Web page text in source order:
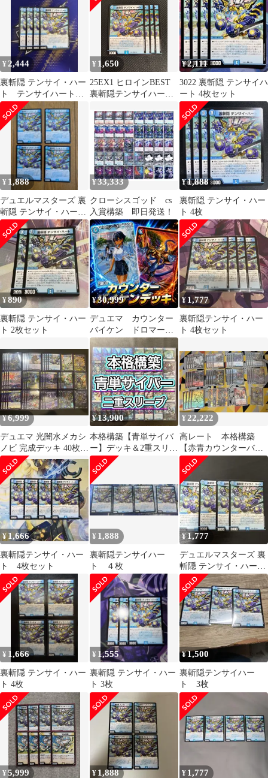
¥ 2,444
裏斬隠 テンサイ・ハー
ト テンサイハート
デュエマ
¥ 1,650
25EX1 ヒロインBEST
裏斬隠テンサイハート
¥2,111
3022 裏斬隠 テンサイハ
ート 4枚セット
¥ 1,888
デュエルマスターズ 裏
斬隠 テンサイ・ハート
4枚セット
¥33,333
クローシスゴッド cs
入賞構築 即日発送！
¥1,888
裏斬隠 テンサイ・ハー
ト 4枚
¥890
裏斬隠 テンサイ・ハー
ト 2枚セット
¥30,999
デュエマ カウンター
バイケン ドロマーバ
イケ デッキ
¥ 1,777
裏斬隠テンサイ・ハー
ト 4枚セット
¥6,999
デュエマ 光闇水メカシ
ノビ 完成デッキ 40枚
二重スリーブ ドロマー
メカシノビ
¥13,900
本格構築【青単サイバ
ー】デッキ＆2重スリー
ブ
¥ 22,222
高レート 本格構築
【赤青カウンターバイ
ケン】 デッキ 赤青バ
スター
¥ 1,666
裏斬隠テンサイ・ハー
ト 4枚セット
¥ 1,888
裏斬隠テンサイハー
ト ４枚
¥1,777
デュエルマスターズ 裏
斬隠 テンサイ・ハート
4枚セット
¥ 1,666
裏斬隠 テンサイ・ハー
ト 4枚
¥ 1,555
裏斬隠 テンサイ・ハー
ト 3枚
¥1,500
裏斬隠テンサイハー
ト 3枚
¥5,999 ¥ 1,888 ¥ 1,777